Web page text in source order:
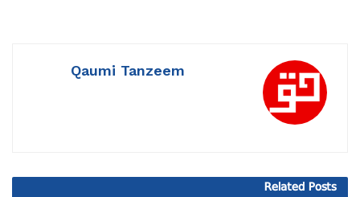
Qaumi Tanzeem
Related Posts